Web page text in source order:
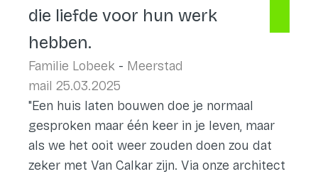
die liefde voor hun werk
hebben.
Familie Lobeek - Meerstad
mail 25.03.2025
"Een huis laten bouwen doe je normaal
gesproken maar één keer in je leven, maar
als we het ooit weer zouden doen zou dat
zeker met Van Calkar zijn. Via onze architect